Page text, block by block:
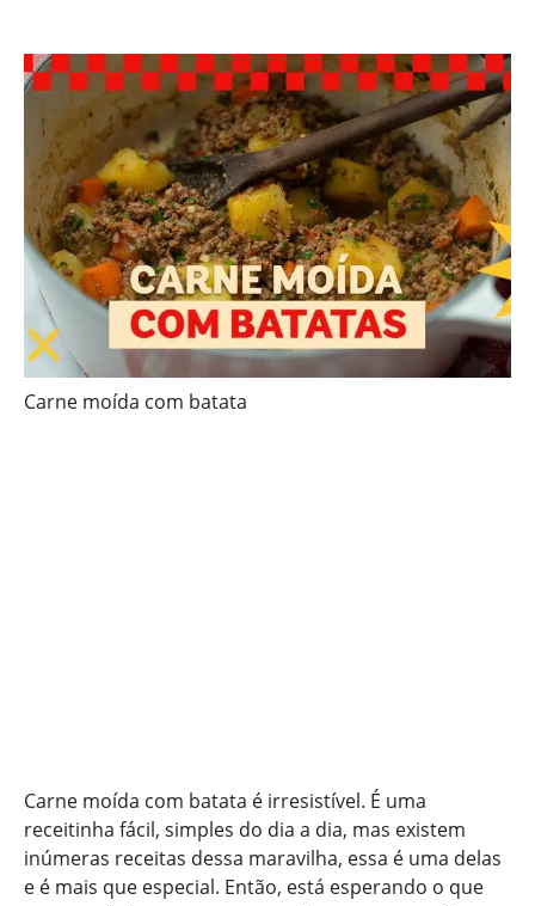
Carne moída com batata
Carne moída com batata é irresistível. É uma
receitinha fácil, simples do dia a dia, mas existem
inúmeras receitas dessa maravilha, essa é uma delas
e é mais que especial. Então, está esperando o que